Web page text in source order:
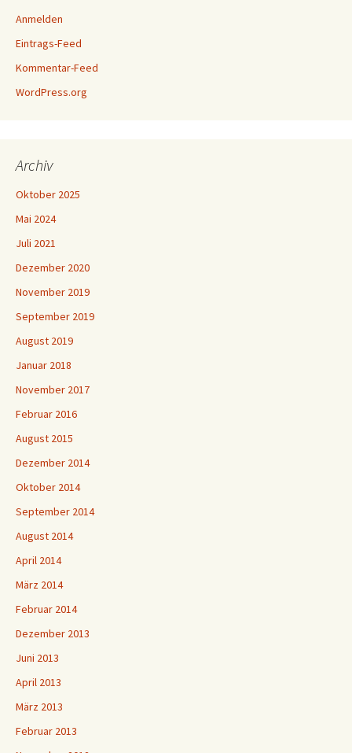
Anmelden
Eintrags-Feed
Kommentar-Feed
WordPress.org
Archiv
Oktober 2025
Mai 2024
Juli 2021
Dezember 2020
November 2019
September 2019
August 2019
Januar 2018
November 2017
Februar 2016
August 2015
Dezember 2014
Oktober 2014
September 2014
August 2014
April 2014
März 2014
Februar 2014
Dezember 2013
Juni 2013
April 2013
März 2013
Februar 2013